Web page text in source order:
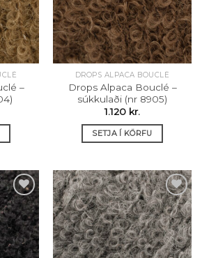
–
DROPS ALPACA BOUCLÉ
Drops Alpaca Bouclé –
súkkulaði (nr 8905)
1.120 kr.
SETJA Í KÖRFU
Setja á
Setja á
óskalista